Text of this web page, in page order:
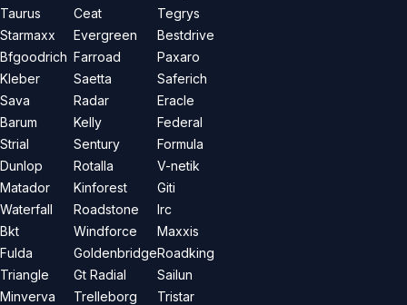
Taurus
Starmaxx
Bfgoodrich
Kleber
Sava
Barum
Strial
Dunlop
Matador
Waterfall
Bkt
Fulda
Triangle
Minverva
Ceat
Evergreen
Farroad
Saetta
Radar
Kelly
Sentury
Rotalla
Kinforest
Roadstone
Windforce
Goldenbridge
Gt Radial
Trelleborg
Tegrys
Bestdrive
Paxaro
Saferich
Eracle
Federal
Formula
V-netik
Giti
Irc
Maxxis
Roadking
Sailun
Tristar